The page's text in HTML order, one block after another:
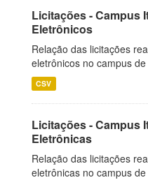
Licitações - Campus
Eletrônicos
Relação das licitações
eletrônicos no campus
CSV
Licitações - Campus
Eletrônicas
Relação das licitações
eletrônicas no campus